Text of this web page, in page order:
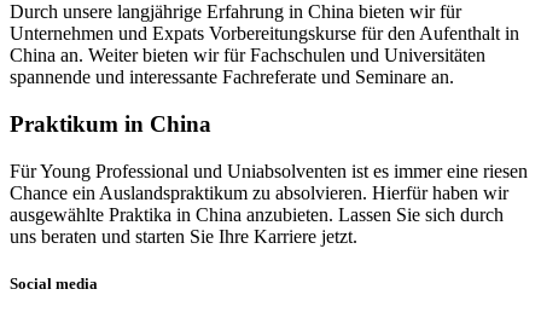
Durch unsere langjährige Erfahrung in China bieten wir für
Unternehmen und Expats Vorbereitungskurse für den Aufenthalt in
China an. Weiter bieten wir für Fachschulen und Universitäten
spannende und interessante Fachreferate und Seminare an.
Praktikum in China
Für Young Professional und Uniabsolventen ist es immer eine riesen
Chance ein Auslandspraktikum zu absolvieren. Hierfür haben wir
ausgewählte Praktika in China anzubieten. Lassen Sie sich durch
uns beraten und starten Sie Ihre Karriere jetzt.
Social media